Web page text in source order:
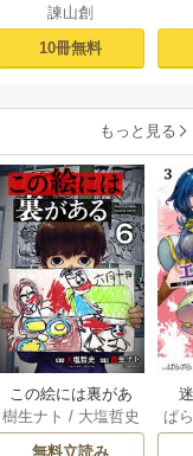
諫山創
10冊無料
もっと見る
この絵には裏があ
る 6巻
樹生ナト / 大塩哲史
無料立読み
ぱ